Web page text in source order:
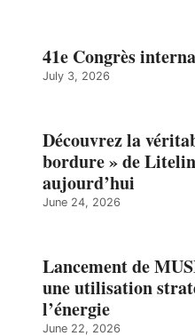
41e Congrès
July 3, 2026
Découvrez la
bordure » de
aujourd’hui
June 24, 2026
Lancement de
une utilisation
l’énergie
June 22, 2026